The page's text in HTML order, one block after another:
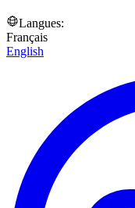
Langues:
Français
English